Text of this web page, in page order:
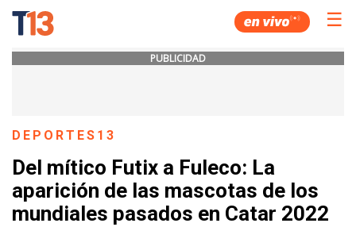
☰
PUBLICIDAD
DEPORTES13
Del mítico Futix a Fuleco: La
aparición de las mascotas de los
mundiales pasados en Catar 2022